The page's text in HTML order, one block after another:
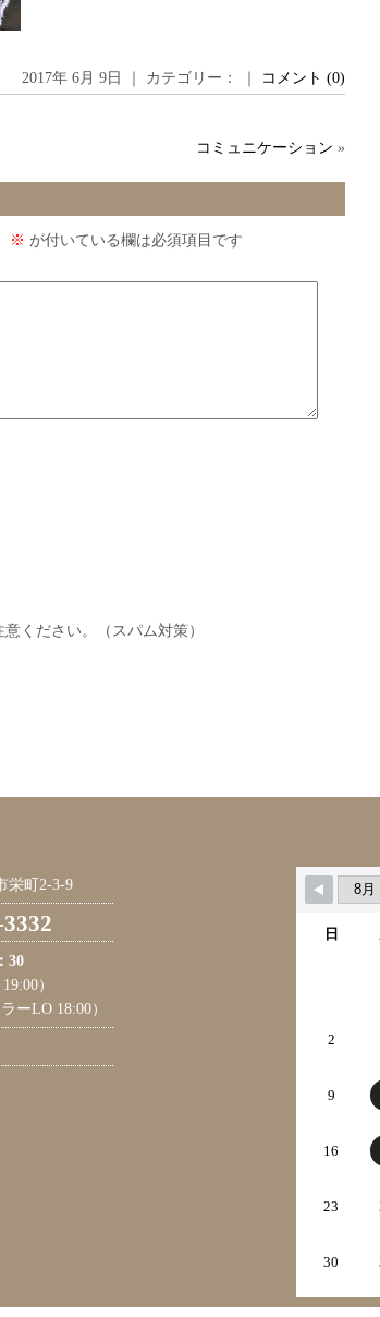
2017年 6月 9日 ｜ カテゴリー： ｜ コメント (0)
コミュニケーション »
※ が付いている欄は必須項目です
ください。（スパム対策）
栄町2-3-9
30
）
ーLO 18:00）
日
2
9
16
23
30